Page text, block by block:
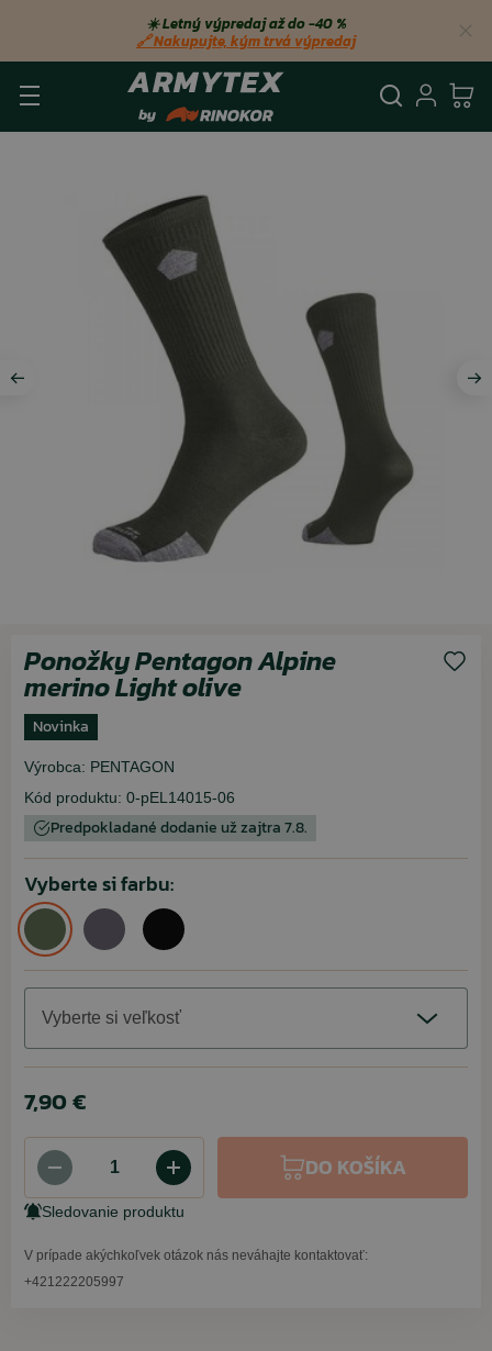
☀️ Letný výpredaj až do −40 %
🔗 Nakupujte, kým trvá výpredaj
Ponožky Pentagon Alpine
merino Light olive
Novinka
Výrobca: PENTAGON
Kód produktu: 0-pEL14015-06
Predpokladané dodanie už zajtra 7.8.
Vyberte si farbu:
Vyberte si veľkosť
7,90 €
DO KOŠÍKA
Sledovanie produktu
V prípade akýchkoľvek otázok nás neváhajte kontaktovať:
+421222205997